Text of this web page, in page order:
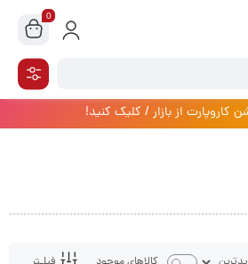
0
کاروپارت از بازار / کلیک کنید!